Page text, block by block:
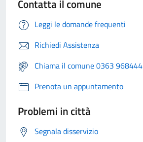
Contatta il comune
Leggi le domande frequenti
Richiedi Assistenza
Chiama il comune 0363 968444
Prenota un appuntamento
Problemi in città
Segnala disservizio